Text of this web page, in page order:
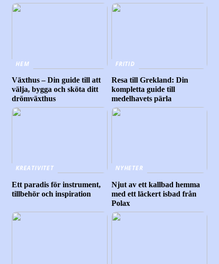
HEM
Växthus – Din guide till att
välja, bygga och sköta ditt
drömväxthus
FRITID
Resa till Grekland: Din
kompletta guide till
medelhavets pärla
KREATIVITET
Ett paradis för instrument,
tillbehör och inspiration
NYHETER
Njut av ett kallbad hemma
med ett läckert isbad från
Polax